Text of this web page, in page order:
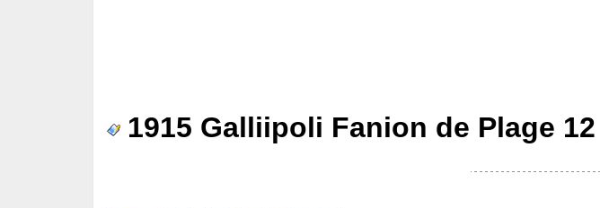
1915 Galliipoli Fanion de Plage